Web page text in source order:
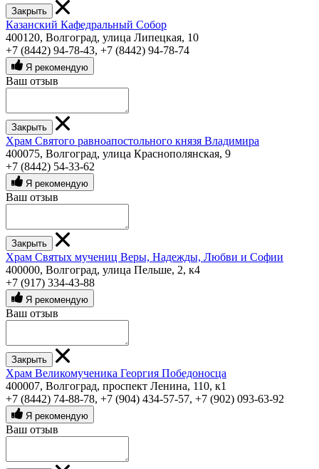
Закрыть
Казанский Кафедральный Собор
400120, Волгоград, улица Липецкая, 10
+7 (8442) 94-78-43, +7 (8442) 94-78-74
Я рекомендую
Ваш отзыв
Закрыть
Храм Святого равноапостольного князя Владимира
400075, Волгоград, улица Краснополянская, 9
+7 (8442) 54-33-62
Я рекомендую
Ваш отзыв
Закрыть
Храм Святых мучениц Веры, Надежды, Любви и Софии
400000, Волгоград, улица Пельше, 2, к4
+7 (917) 334-43-88
Я рекомендую
Ваш отзыв
Закрыть
Храм Великомученика Георгия Победоносца
400007, Волгоград, проспект Ленина, 110, к1
+7 (8442) 74-88-78, +7 (904) 434-57-57, +7 (902) 093-63-92
Я рекомендую
Ваш отзыв